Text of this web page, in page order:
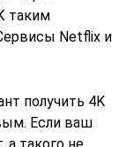
таким
Netflix и
получить 4K
Если ваш